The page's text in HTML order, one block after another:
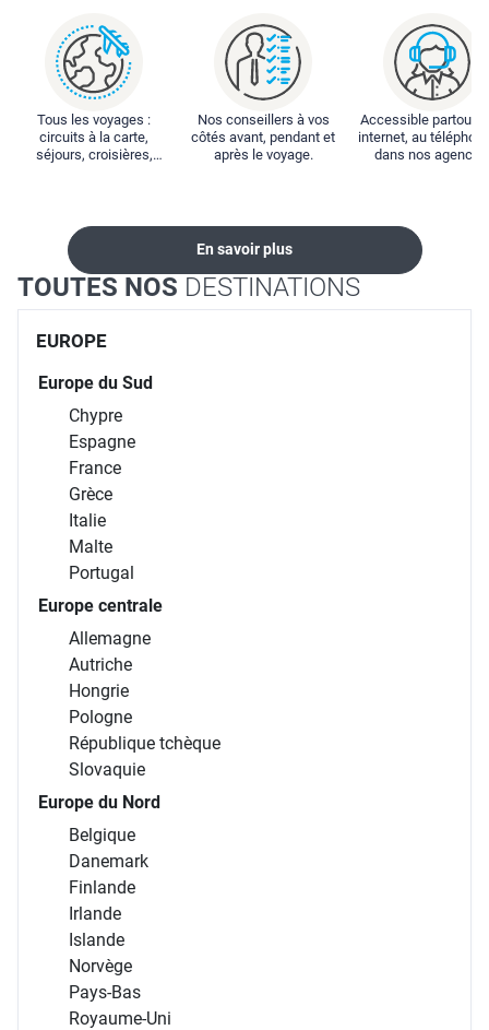
Tous les voyages :
circuits à la carte,
séjours, croisières,
Nos conseillers à vos
côtés avant, pendant et
après le voyage.
Accessible partout :
internet, au
dans nos
En savoir plus
TOUTES NOS DESTINATIONS
EUROPE
Europe du Sud
Chypre
Espagne
France
Grèce
Italie
Malte
Portugal
Europe centrale
Allemagne
Autriche
Hongrie
Pologne
République tchèque
Slovaquie
Europe du Nord
Belgique
Danemark
Finlande
Irlande
Islande
Norvège
Pays-Bas
Royaume-Uni